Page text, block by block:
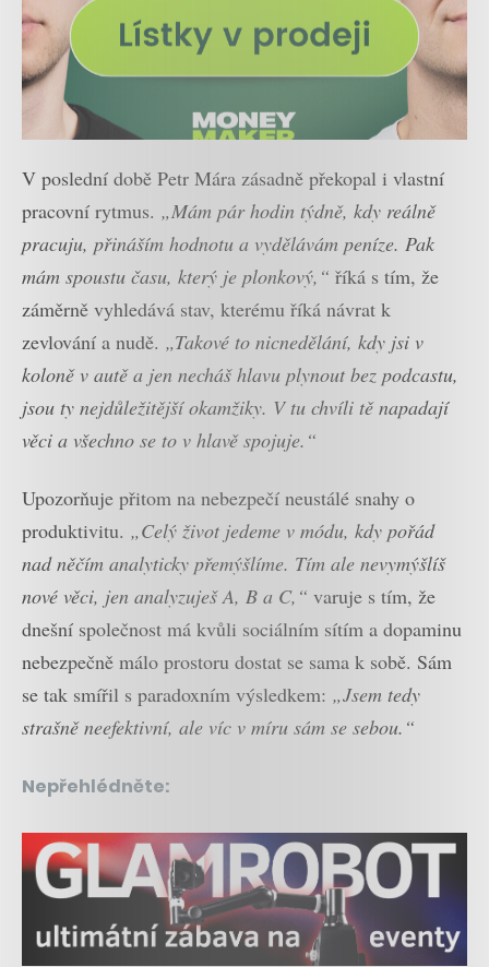
V poslední době Petr Mára zásadně překopal i vlastní
pracovní rytmus. „Mám pár hodin týdně, kdy reálně
pracuju, přináším hodnotu a vydělávám peníze. Pak
mám spoustu času, který je plonkový,“ říká s tím, že
záměrně vyhledává stav, kterému říká návrat k
zevlování a nudě. „Takové to nicnedělání, kdy jsi v
koloně v autě a jen necháš hlavu plynout bez podcastu,
jsou ty nejdůležitější okamžiky. V tu chvíli tě napadají
věci a všechno se to v hlavě spojuje.“
Upozorňuje přitom na nebezpečí neustálé snahy o
produktivitu. „Celý život jedeme v módu, kdy pořád
nad něčím analyticky přemýšlíme. Tím ale nevymýšlíš
nové věci, jen analyzuješ A, B a C,“ varuje s tím, že
dnešní společnost má kvůli sociálním sítím a dopaminu
nebezpečně málo prostoru dostat se sama k sobě. Sám
se tak smířil s paradoxním výsledkem: „Jsem tedy
strašně neefektivní, ale víc v míru sám se sebou.“
Nepřehlédněte: